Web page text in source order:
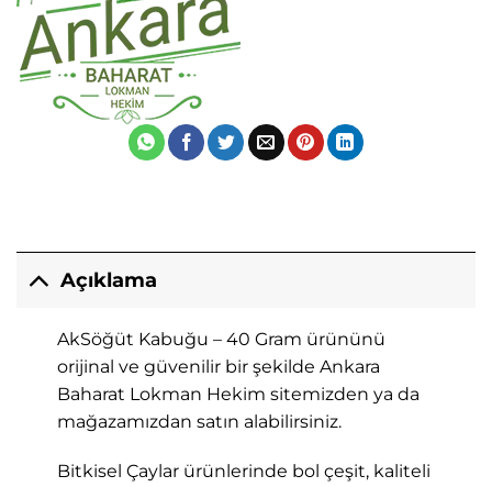
Açıklama
AkSöğüt Kabuğu – 40 Gram ürününü
orijinal ve güvenilir bir şekilde Ankara
Baharat Lokman Hekim sitemizden ya da
mağazamızdan satın alabilirsiniz.
Bitkisel Çaylar ürünlerinde bol çeşit, kaliteli